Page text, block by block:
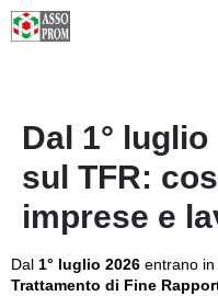
Dal 1°
sul TFR:
imprese e
Dal 1° luglio 2026 entrano
Trattamento di Fine